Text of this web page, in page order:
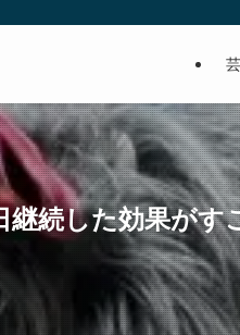
継続した効果が